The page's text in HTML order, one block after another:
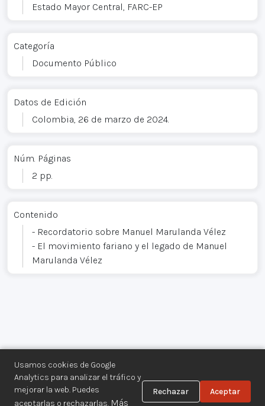
Usamos cookies de Google
Analytics para analizar el tráfico y
mejorar la web. Puedes
aceptarlas o rechazarlas. Más
Rechazar Aceptar
Estado Mayor Central, FARC-EP
Categoría
Documento Público
Datos de Edición
Colombia, 26 de marzo de 2024.
Núm. Páginas
2 pp.
Contenido
- Recordatorio sobre Manuel Marulanda Vélez
- El movimiento fariano y el legado de Manuel
Marulanda Vélez
Centro de Documentación de los